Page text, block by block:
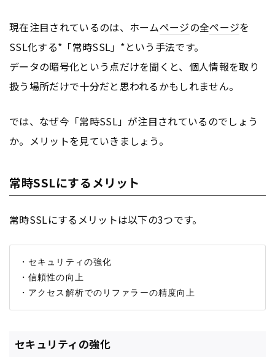
現在注目されているのは、ホームページの全ページを
SSL化する*「常時SSL」*という手法です。
データの暗号化という点だけを聞くと、個人情報を取り
扱う場所だけで十分だと思われるかもしれません。
では、なぜ今「常時SSL」が注目されているのでしょう
か。メリットを見ていきましょう。
常時SSLにするメリット
常時SSLにするメリットは以下の3つです。
・セキュリティの強化
・信頼性の向上
セキュリティの強化